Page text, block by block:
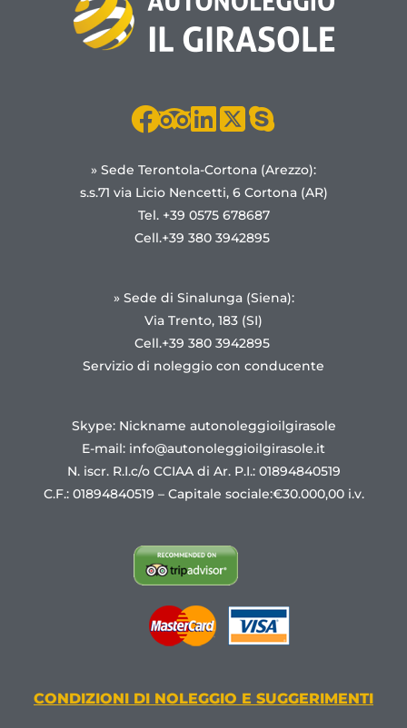
» Sede Terontola-Cortona (Arezzo):
s.s.71 via Licio Nencetti, 6 Cortona (AR)
Tel. +39 0575 678687
Cell.+39 380 3942895
» Sede di Sinalunga (Siena):
Via Trento, 183 (SI)
Cell.+39 380 3942895
Servizio di noleggio con conducente
Skype: Nickname autonoleggioilgirasole
E-mail: info@autonoleggioilgirasole.it
N. iscr. R.I.c/o CCIAA di Ar. P.I.: 01894840519
C.F.: 01894840519 – Capitale sociale:€30.000,00 i.v.
CONDIZIONI DI NOLEGGIO E SUGGERIMENTI